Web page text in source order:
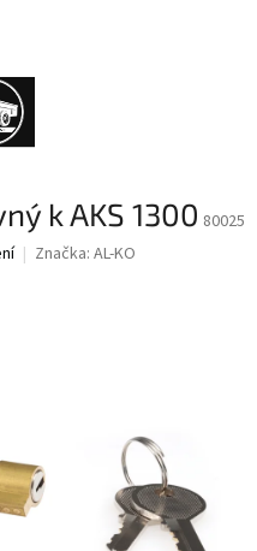
k AKS 1300 80025
Značka: AL-KO